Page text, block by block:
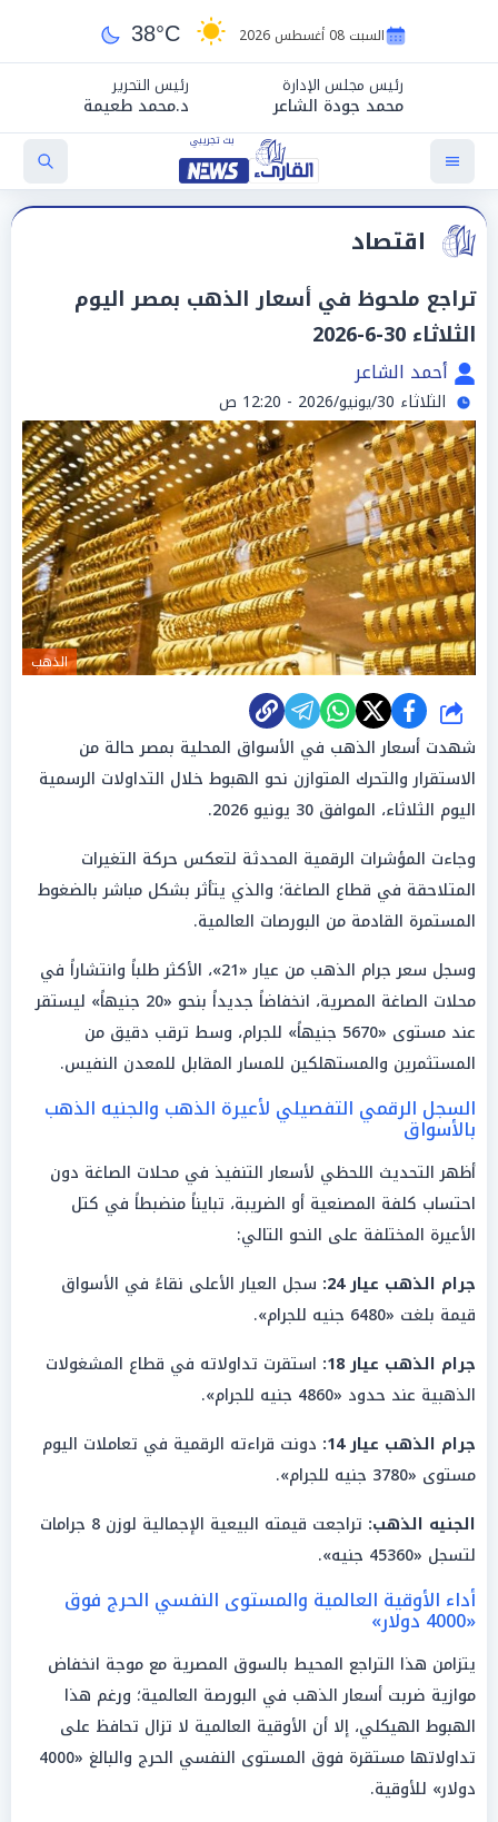
السبت 08 أغسطس 2026 38°C
رئيس مجلس الإدارة
محمد جودة الشاعر
رئيس التحرير
د.محمد طعيمة
اقتصاد
تراجع ملحوظ في أسعار الذهب بمصر اليوم
الثلاثاء 30-6-2026
أحمد الشاعر
الثلاثاء 30/يونيو/2026 - 12:20 ص
الذهب
شارك
شهدت أسعار الذهب في الأسواق المحلية بمصر حالة من
الاستقرار والتحرك المتوازن نحو الهبوط خلال التداولات الرسمية
اليوم الثلاثاء، الموافق 30 يونيو 2026.
وجاءت المؤشرات الرقمية المحدثة لتعكس حركة التغيرات
المتلاحقة في قطاع الصاغة؛ والذي يتأثر بشكل مباشر بالضغوط
المستمرة القادمة من البورصات العالمية.
وسجل سعر جرام الذهب من عيار «21»، الأكثر طلباً وانتشاراً في
محلات الصاغة المصرية، انخفاضاً جديداً بنحو «20 جنيهاً» ليستقر
عند مستوى «5670 جنيهاً» للجرام، وسط ترقب دقيق من
المستثمرين والمستهلكين للمسار المقابل للمعدن النفيس.
السجل الرقمي التفصيلي لأعيرة الذهب والجنيه الذهب
بالأسواق
أظهر التحديث اللحظي لأسعار التنفيذ في محلات الصاغة دون
احتساب كلفة المصنعية أو الضريبة، تبايناً منضبطاً في كتل
الأعيرة المختلفة على النحو التالي:
جرام الذهب عيار 24:
سجل العيار الأعلى نقاءً في الأسواق
قيمة بلغت «6480 جنيه للجرام».
جرام الذهب عيار 18:
استقرت تداولاته في قطاع المشغولات
الذهبية عند حدود «4860 جنيه للجرام».
جرام الذهب عيار 14:
دونت قراءته الرقمية في تعاملات اليوم
مستوى «3780 جنيه للجرام».
الجنيه الذهب:
تراجعت قيمته البيعية الإجمالية لوزن 8 جرامات
لتسجل «45360 جنيه».
أداء الأوقية العالمية والمستوى النفسي الحرج فوق
«4000 دولار»
يتزامن هذا التراجع المحيط بالسوق المصرية مع موجة انخفاض
موازية ضربت أسعار الذهب في البورصة العالمية؛ ورغم هذا
الهبوط الهيكلي، إلا أن الأوقية العالمية لا تزال تحافظ على
تداولاتها مستقرة فوق المستوى النفسي الحرج والبالغ «4000
دولار» للأوقية.